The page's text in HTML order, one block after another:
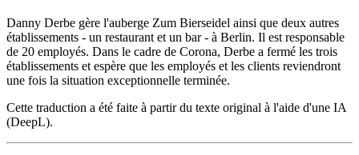
Danny Derbe gère l'auberge Zum Bierseidel ainsi que deux autres
établissements - un restaurant et un bar - à Berlin. Il est responsable
de 20 employés. Dans le cadre de Corona, Derbe a fermé les trois
établissements et espère que les employés et les clients reviendront
une fois la situation exceptionnelle terminée.
Cette traduction a été faite à partir du texte original à l'aide d'une IA
(DeepL).